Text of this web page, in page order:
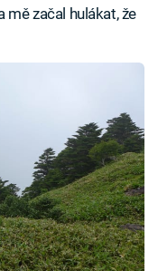
mě začal hulákat, že